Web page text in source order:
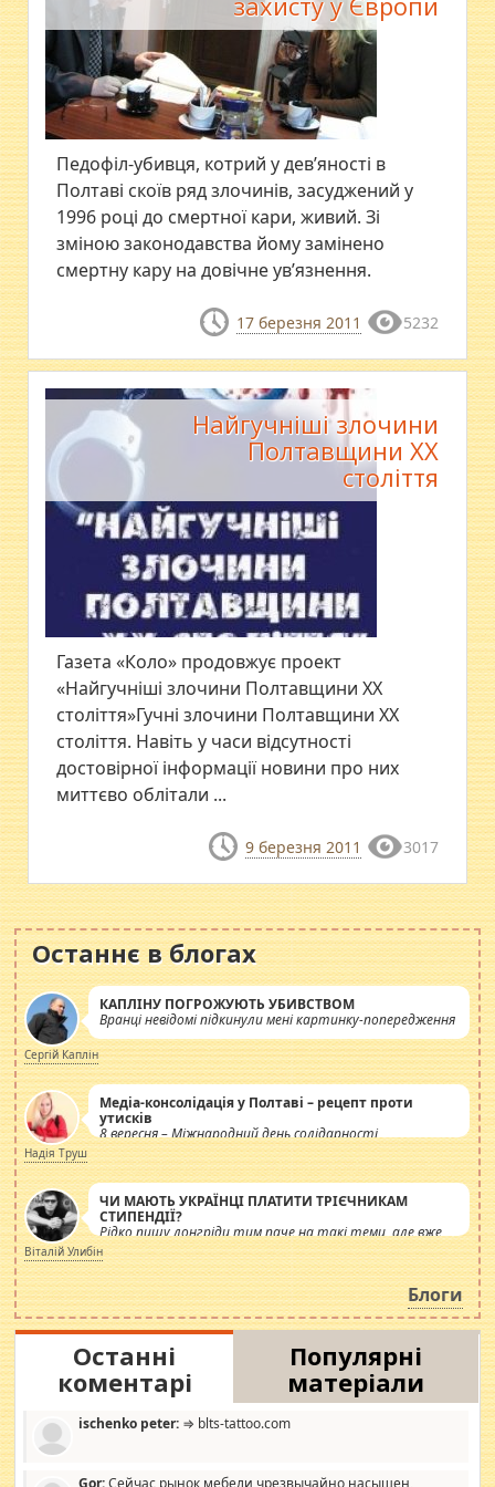
Педофіл-убивця, котрий у дев’яності в
Полтаві скоїв ряд злочинів, засуджений у
1996 році до смертної кари, живий. Зі
зміною законодавства йому замінено
смертну кару на довічне ув’язнення.
17 березня 2011 5232
Найгучніші злочини
Полтавщини ХХ
століття
Газета «Коло» продовжує проект
«Найгучніші злочини Полтавщини ХХ
століття»Гучні злочини Полтавщини ХХ
століття. Навіть у часи відсутності
достовірної інформації новини про них
миттєво облітали ...
9 березня 2011 3017
Останнє в блогах
КАПЛІНУ ПОГРОЖУЮТЬ УБИВСТВОМ
Вранці невідомі підкинули мені картинку-попередження
Сергій Каплін
Медіа-консолідація у Полтаві – рецепт проти
утисків
8 вересня – Міжнародний день солідарності
журналістів.
Надія Труш
ЧИ МАЮТЬ УКРАЇНЦІ ПЛАТИТИ ТРІЄЧНИКАМ
СТИПЕНДІЇ?
Рідко пишу лонгріди тим паче на такі теми, але вже
просто дістало! Обурюють сьогоднішні інсенуації
навколо стипендіального питання. Штучно
роздувається ще одна соціальна катастрофа.
Віталій Улибін
Блоги
Останні
коментарі
Популярні
матеріали
ischenko peter: ⇒ blts-tattoo.com